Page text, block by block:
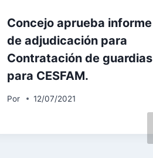
Concejo aprueba informe
de adjudicación para
Contratación de guardias
para CESFAM.
Por 12/07/2021